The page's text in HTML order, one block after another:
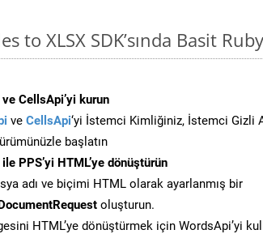
to XLSX SDK’sında Basit
CellsApi’yi kurun
ve CellsApi‘yi İstemci Kimliğiniz, İstemci Gizli
başlatın
PPS’yi HTML’ye dönüştürün
adı ve biçimi HTML olarak ayarlanmış bir
oluşturun.
HTML’ye dönüştürmek için WordsApi’yi